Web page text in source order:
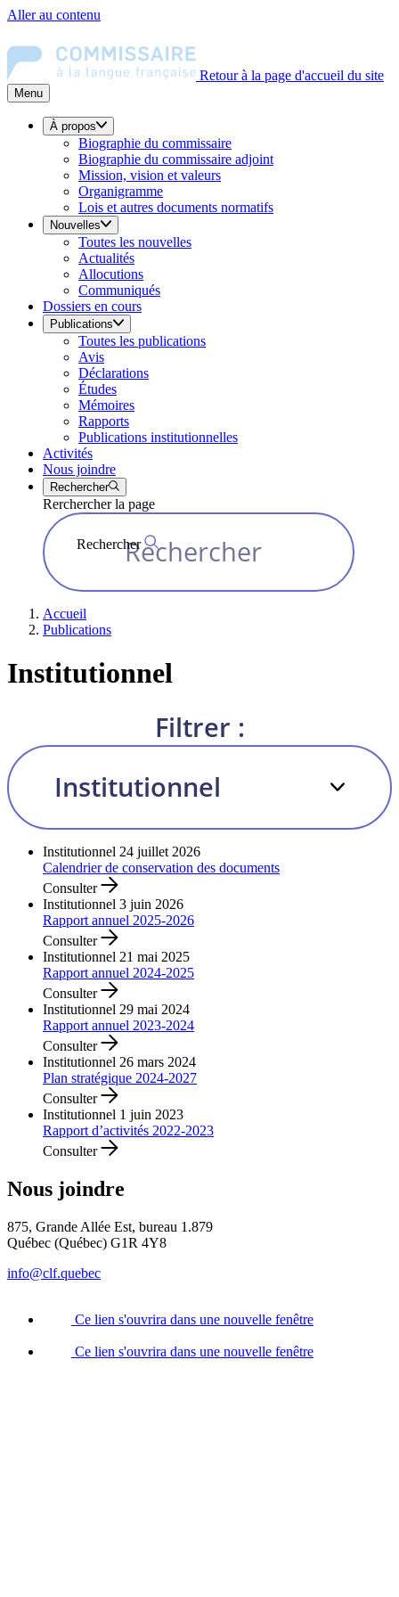
Aller au contenu
Retour à la page d'accueil du site
Menu
À propos
Biographie du commissaire
Biographie du commissaire adjoint
Mission, vision et valeurs
Organigramme
Lois et autres documents normatifs
Nouvelles
Toutes les nouvelles
Actualités
Allocutions
Communiqués
Dossiers en cours
Publications
Toutes les publications
Avis
Déclarations
Études
Mémoires
Rapports
Publications institutionnelles
Activités
Nous joindre
Rechercher
Rerchercher la page
Rechercher
Accueil
Publications
Institutionnel
Filtrer :
Institutionnel 24 juillet 2026
Calendrier de conservation des documents
Consulter
Institutionnel 3 juin 2026
Rapport annuel 2025-2026
Consulter
Institutionnel 21 mai 2025
Rapport annuel 2024-2025
Consulter
Institutionnel 29 mai 2024
Rapport annuel 2023-2024
Consulter
Institutionnel 26 mars 2024
Plan stratégique 2024-2027
Consulter
Institutionnel 1 juin 2023
Rapport d’activités 2022-2023
Consulter
Nous joindre
875, Grande Allée Est, bureau 1.879
Québec (Québec) G1R 4Y8
info@clf.quebec
Ce lien s'ouvrira dans une nouvelle fenêtre
Ce lien s'ouvrira dans une nouvelle fenêtre